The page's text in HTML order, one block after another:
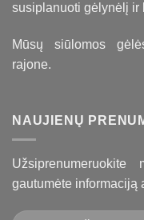
susiplanuoti gėlynėlį ir
Mūsų siūlomos
rajone.
NAUJIENŲ
gautumėte informaciją